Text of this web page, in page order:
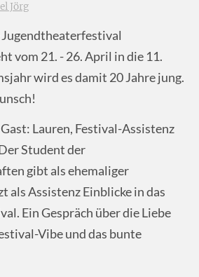
Jörg
vom 21. - 26. April in die 11.
wird es damit 20 Jahre jung.
Lauren, Festival-Assistenz
Student der
gibt als ehemaliger
als Assistenz Einblicke in das
Ein Gespräch über die Liebe
Vibe und das bunte